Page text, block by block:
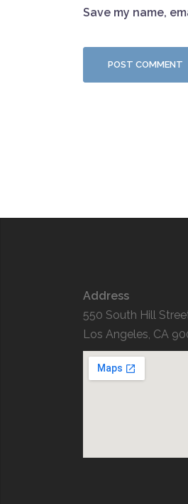
Save my name,
Address
550 South Hill
Los Angeles, CA